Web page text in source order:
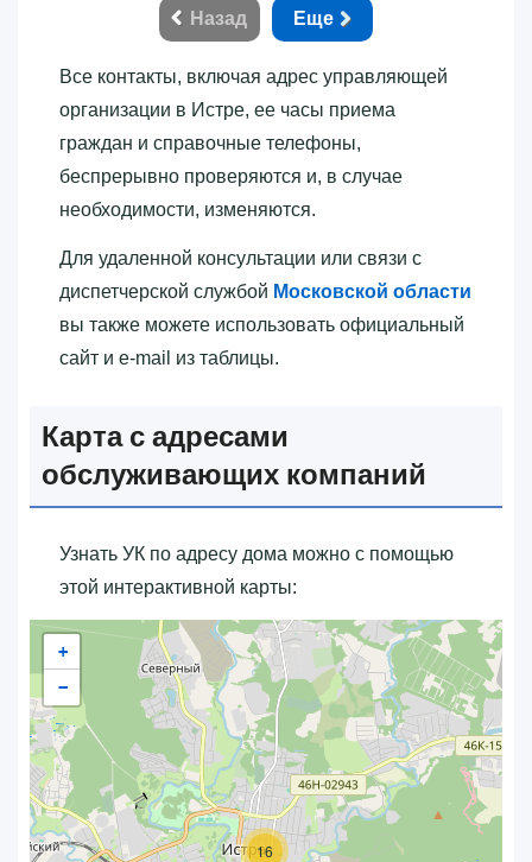
Назад Еще
Все контакты, включая адрес управляющей
организации в Истре, ее часы приема
граждан и справочные телефоны,
беспрерывно проверяются и, в случае
необходимости, изменяются.
Для удаленной консультации или связи с
диспетчерской службой Московской области
вы также можете использовать официальный
сайт и e-mail из таблицы.
Карта с адресами
обслуживающих компаний
Узнать УК по адресу дома можно с помощью
этой интерактивной карты:
16
+
−